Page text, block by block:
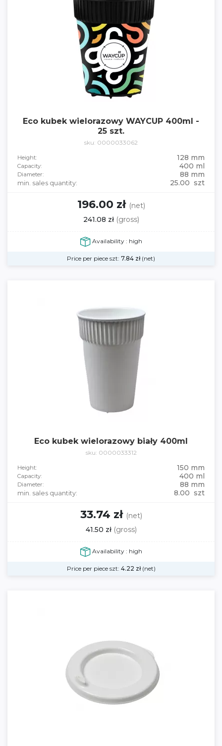
Eco kubek wielorazowy WAYCUP 400ml -
25 szt.
sku: 0000033062
Height: 128 mm
Capacity: 400 ml
Diameter: 88 mm
min. sales quantity: 25.00 szt
196.00 zł (net)
241.08 zł (gross)
Availability : high
Price per piece szt: 7.84 zł(net)
Eco kubek wielorazowy biały 400ml
sku: 0000033312
Height: 150 mm
Capacity: 400 ml
Diameter: 88 mm
min. sales quantity: 8.00 szt
33.74 zł (net)
41.50 zł (gross)
Availability : high
Price per piece szt: 4.22 zł(net)